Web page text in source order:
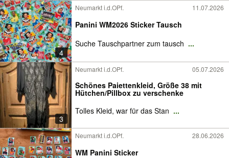
4
Neumarkt i.d.OPf. 11.07.2026
Panini WM2026 Sticker Tausch
Suche Tauschpartner zum tausch ...
3
Neumarkt i.d.OPf. 05.07.2026
Schönes Paiettenkleid, Größe 38 mit
Hütchen/Pillbox zu verschenke
Tolles Kleid, war für das Stan ...
Neumarkt i.d.OPf. 28.06.2026
WM Panini Sticker